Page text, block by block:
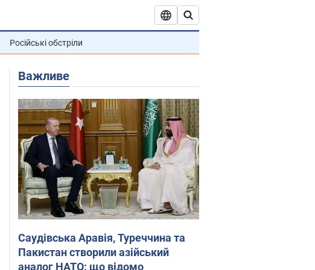
Російські обстріли
Важливе
Саудівська Аравія, Туреччина та
Пакистан створили азійський
аналог НАТО: що відомо